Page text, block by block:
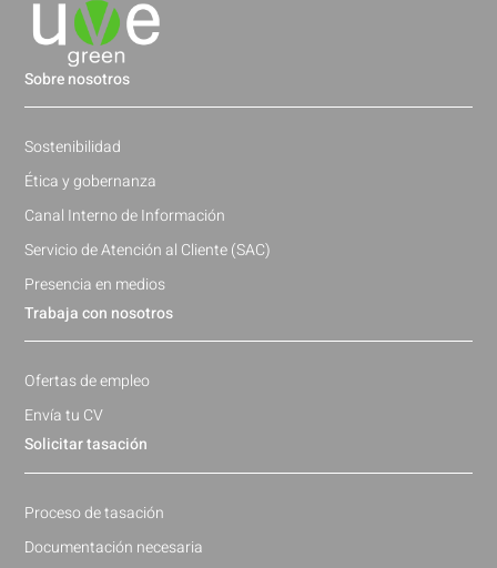
Solicitar tasación
Proceso de tasación
Documentación necesaria
Trabaja con nosotros
Ofertas de empleo
Envía tu CV
Sobre nosotros
Sostenibilidad
Ética y gobernanza
Canal Interno de Información
Servicio de Atención al Cliente (SAC)
Presencia en medios